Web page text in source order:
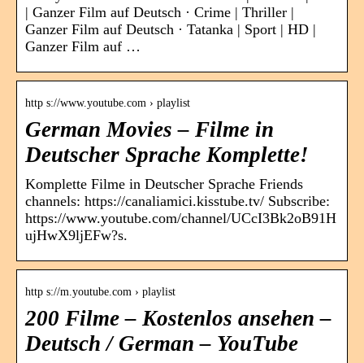
| Ganzer Film auf Deutsch · Crime | Thriller |
Ganzer Film auf Deutsch · Tatanka | Sport | HD |
Ganzer Film auf …
http s://www.youtube.com › playlist
German Movies – Filme in
Deutscher Sprache Komplette!
Komplette Filme in Deutscher Sprache Friends
channels: https://canaliamici.kisstube.tv/ Subscribe:
https://www.youtube.com/channel/UCcI3Bk2oB91H
ujHwX9ljEFw?s.
http s://m.youtube.com › playlist
200 Filme – Kostenlos ansehen –
Deutsch / German – YouTube